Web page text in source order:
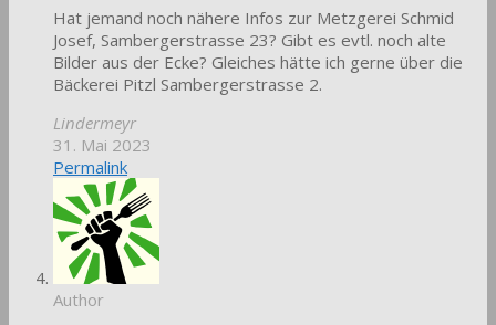
Hat jemand noch nähere Infos zur Metzgerei Schmid
Josef, Sambergerstrasse 23? Gibt es evtl. noch alte
Bilder aus der Ecke? Gleiches hätte ich gerne über die
Bäckerei Pitzl Sambergerstrasse 2.
Lindermeyr
31. Mai 2023
Permalink
Author